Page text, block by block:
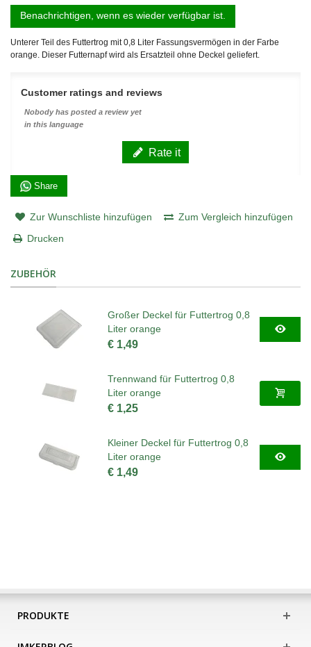
Benachrichtigen, wenn es wieder verfügbar ist.
Unterer Teil des Futtertrog mit 0,8 Liter Fassungsvermögen in der Farbe
orange. Dieser Futternapf wird als Ersatzteil ohne Deckel geliefert.
Customer ratings and reviews
Nobody has posted a review yet
in this language
Rate it
Share
Zur Wunschliste hinzufügen
Zum Vergleich hinzufügen
Drucken
ZUBEHÖR
Großer Deckel für Futtertrog 0,8
Liter orange
€ 1,49
Trennwand für Futtertrog 0,8
Liter orange
€ 1,25
Kleiner Deckel für Futtertrog 0,8
Liter orange
€ 1,49
PRODUKTE